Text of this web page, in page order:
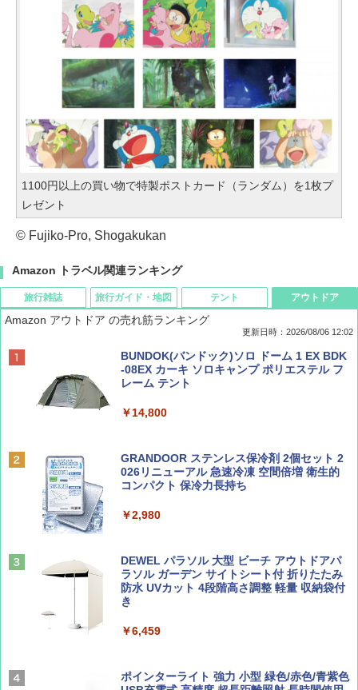
1100円以上の買い物で特製ポストカード（ランダム）を1枚プ
レゼント
© Fujiko-Pro, Shogakukan
Amazon トラベル関連ランキング
旅行雑誌
ディズニーファン ２０２６年 ９月号 [雑
誌] (ＤＩＳＮＥＹ ＦＡＮ)
Coyote No.89 特集 星野道夫 夢見る旅
￥1,540
山と溪谷 2026年8月号「南アルプス大全」
￥1,540
集】ボーイング110周年を祝して！
旅行ガイド・地図
D40 地球の歩き方 チェンマイ タイ北部の魅
力的な町 2026～2027 地球の歩き方D アジア
A09 地球の歩き方 イタリア 2026～2027 地
球の歩き方A ヨーロッパ
A26 地球の歩き方 チェコ ポーランド スロヴ
ァキア 2026～2027 地球の歩き方A ヨーロッ
パ
テント
[キャンパーズコレクション 山善] ポップアッ
プテント 傘みたいに広げて畳める パッとサ
ッとサンシェード キューブ フルクローズ メ
&ハイキング カーキ PATC-150(KH)
PYKES PEAK (パイクスピーク) 着替えテン
人用 折りたたみ 防災グッズ 災害用トイレ ビ
￥-
テント ワンタッチ RENEW 幅200 2-3人用 43
￥5,499
アウトドア
Amazon アウトドア の売れ筋ランキング
更新日時：2026/08/06 12:02
BUNDOK(バンドック)ソロ ドーム 1 EX BDK
-08EX カーキ ソロキャンプ ポリエステル フ
レーム テント
￥14,800
GRANDOOR ステンレス保冷剤 2個セット 2
026リニューアル 急速冷凍 空間倍増 衛生的
コンパクト 保冷力長持ち
￥2,980
DEWEL パラソル 大型 ビーチ アウトドアパ
ラソル ガーデン サイトシート付 折りたたみ
防水 UVカット 4段階高さ調整 軽量 収納袋付
き
￥6,459
ポインターライト 強力 小型 緑色/赤色/青紫色